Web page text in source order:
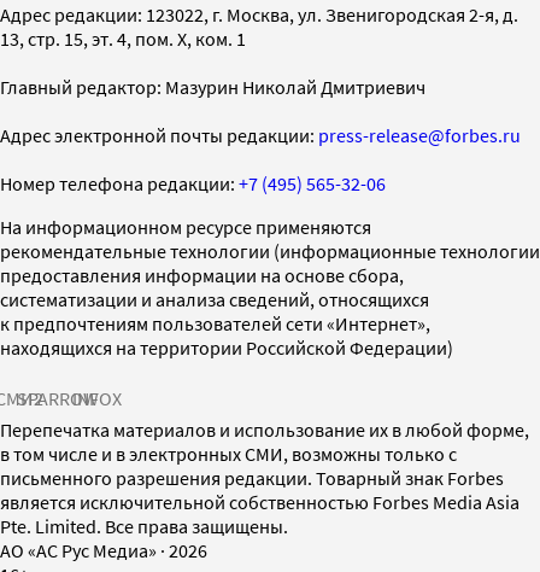
Адрес редакции: 123022, г. Москва, ул. Звенигородская 2-я, д.
13, стр. 15, эт. 4, пом. X, ком. 1
Главный редактор: Мазурин Николай Дмитриевич
Адрес электронной почты редакции: press-release@forbes.ru
Номер телефона редакции: +7 (495) 565-32-06
На информационном ресурсе применяются
рекомендательные технологии (информационные технологии
предоставления информации на основе сбора,
систематизации и анализа сведений, относящихся
к предпочтениям пользователей сети «Интернет»,
находящихся на территории Российской Федерации)
SPARROWINFOX
Перепечатка материалов и использование их в любой форме,
в том числе и в электронных СМИ, возможны только с
письменного разрешения редакции. Товарный знак Forbes
является исключительной собственностью Forbes Media Asia
Pte. Limited. Все права защищены.
AO «АС Рус Медиа» · 2026